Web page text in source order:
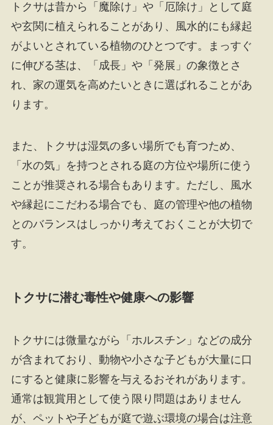
トクサは昔から「魔除け」や「厄除け」として庭
や玄関に植えられることがあり、風水的にも縁起
がよいとされている植物のひとつです。まっすぐ
に伸びる茎は、「成長」や「発展」の象徴とさ
れ、家の運気を高めたいときに選ばれることがあ
ります。
また、トクサは湿気の多い場所でも育つため、
「水の気」を持つとされる庭の方位や場所に使う
ことが推奨される場合もあります。ただし、風水
や縁起にこだわる場合でも、庭の管理や他の植物
とのバランスはしっかり考えておくことが大切で
す。
トクサに潜む毒性や健康への影響
トクサには微量ながら「ホルスチン」などの成分
が含まれており、動物や小さな子どもが大量に口
にすると健康に影響を与えるおそれがあります。
通常は観賞用として使う限り問題はありません
が、ペットや子どもが庭で遊ぶ環境の場合は注意